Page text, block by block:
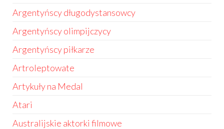
Argentyńscy długodystansowcy
Argentyńscy olimpijczycy
Argentyńscy piłkarze
Artroleptowate
Artykuły na Medal
Atari
Australijskie aktorki filmowe